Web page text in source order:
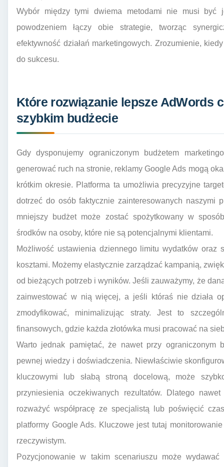
Wybór między tymi dwiema metodami nie musi być
powodzeniem łączy obie strategie, tworząc
efektywność działań marketingowych. Zrozumienie,
do sukcesu.
Które rozwiązanie lepsze AdWords
szybkim budżecie
Gdy dysponujemy ograniczonym budżetem
generować ruch na stronie, reklamy Google Ads mogą
krótkim okresie. Platforma ta umożliwia precyzyjne
dotrzeć do osób faktycznie zainteresowanych naszymi
mniejszy budżet może zostać spożytkowany w
środków na osoby, które nie są potencjalnymi klientami.
Możliwość ustawienia dziennego limitu wydatków oraz
kosztami. Możemy elastycznie zarządzać kampanią,
od bieżących potrzeb i wyników. Jeśli zauważymy, że
zainwestować w nią więcej, a jeśli któraś nie działa
zmodyfikować, minimalizując straty. Jest to
finansowych, gdzie każda złotówka musi pracować na
Warto jednak pamiętać, że nawet przy ograniczonym
pewnej wiedzy i doświadczenia. Niewłaściwie
kluczowymi lub słabą stroną docelową, może
przyniesienia oczekiwanych rezultatów. Dlatego
rozważyć współpracę ze specjalistą lub poświęcić
platformy Google Ads. Kluczowe jest tutaj
rzeczywistym.
Pozycjonowanie w takim scenariuszu może